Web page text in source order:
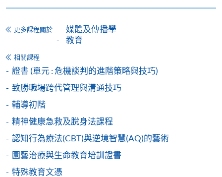
交下期學費的學員，提供網上服務，如學員就讀的課
網上支付可通過「繳費靈」(PPS) (不適用於手機)、
VISA 或 Mastercard、「微信支付」(Online WeChat
Pay) 、「支付寶」(Online Alipay) 或 「轉數快」(FPS)
親身報名/郵遞
報讀新課程
更多課程關於
媒體及傳播學
教育
相關課程
證書 (單元 : 危機談判的進階策略與技巧)
致勝職場跨代管理與溝通技巧
輔導初階
精神健康急救及脫身法課程
認知行為療法(CBT)與逆境智慧(AQ)的藝術
園藝治療與生命教育培訓證書
特殊教育文憑